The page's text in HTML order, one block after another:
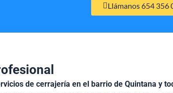
Llámanos 654 356
de cerrajería en el barrio de Quintana y